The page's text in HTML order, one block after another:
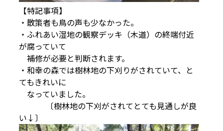
【特記事項】
・散策者も鳥の声も少なかった。
・ふれあい湿地の観察デッキ（木道）の終端付近
が腐っていて
補修が必要と判断されます。
・和幸の森では樹林地の下刈りがされていて、と
てもきれいに
なっていました。
〔樹林地の下刈がされてとても見通しが良
い↓〕